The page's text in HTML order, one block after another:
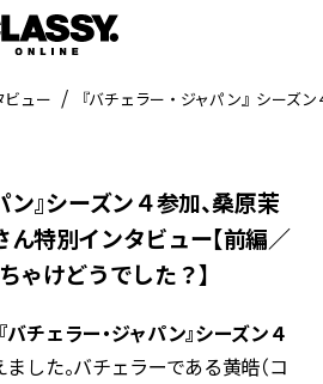
ビュー 『バチェラー・ジャパン』シーズ
ン』シーズン４参加、桑原茉
特別インタビュー【前編／
ゃけどうでした？】
『バチェラー・ジャパン』シーズン４
した。バチェラーである黄皓（コ